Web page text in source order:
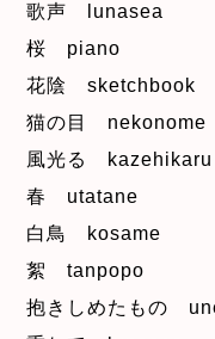
歌声 lunasea
桜 piano
花陰 sketchbook
猫の目 nekonome
風光る kazehikaru
春 utatane
白鳥 kosame
絮 tanpopo
抱きしめたもの